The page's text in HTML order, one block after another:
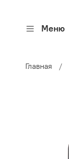
Меню
Главная